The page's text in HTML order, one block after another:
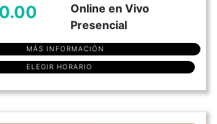
Online en Vivo
Presencial
MÁS INFORMACIÓN
ELEGIR HORARIO